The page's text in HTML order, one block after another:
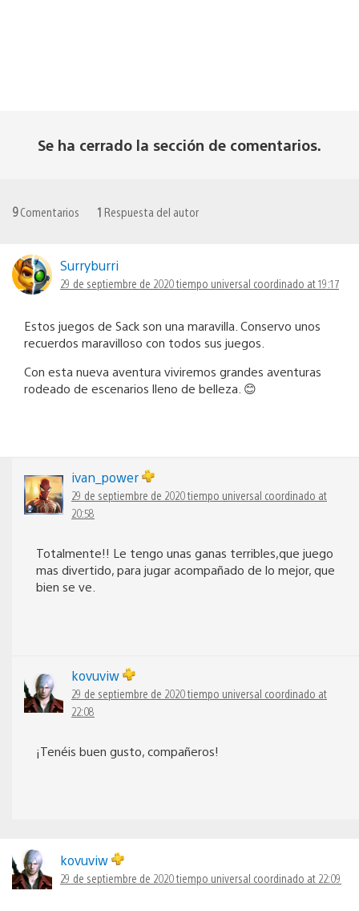
Se ha cerrado la sección de comentarios.
9Comentarios 1 Respuesta del autor
Surryburri
29 de septiembre de 2020 tiempo universal coordinado at 19:17
Estos juegos de Sack son una maravilla. Conservo unos
recuerdos maravilloso con todos sus juegos.
Con esta nueva aventura viviremos grandes aventuras
rodeado de escenarios lleno de belleza. 😊
ivan_power
29 de septiembre de 2020 tiempo universal coordinado at
20:58
Totalmente!! Le tengo unas ganas terribles,que juego
mas divertido, para jugar acompañado de lo mejor, que
bien se ve.
kovuviw
29 de septiembre de 2020 tiempo universal coordinado at
22:08
¡Tenéis buen gusto, compañeros!
kovuviw
29 de septiembre de 2020 tiempo universal coordinado at 22:09